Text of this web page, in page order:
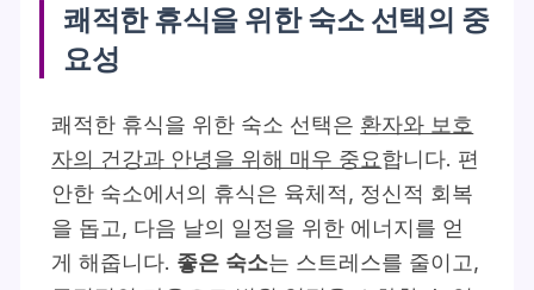
쾌적한 휴식을 위한 숙소 선택의 중
요성
쾌적한 휴식을 위한 숙소 선택은 환자와 보호
자의 건강과 안녕을 위해 매우 중요합니다. 편
안한 숙소에서의 휴식은 육체적, 정신적 회복
을 돕고, 다음 날의 일정을 위한 에너지를 얻
게 해줍니다. 좋은 숙소는 스트레스를 줄이고,